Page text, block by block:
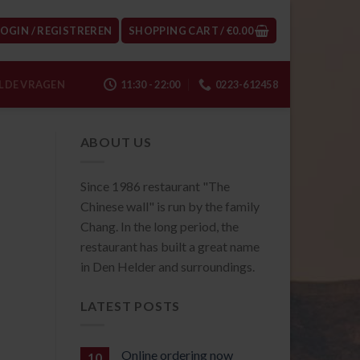
/ REGISTREREN SHOPPING CART /€0.00
VRAGEN 11:30 - 22:00 0223-612458
ABOUT US
Since 1986 restaurant "The
Chinese wall" is run by the family
Chang. In the long period, the
restaurant has built a great name
in Den Helder and surroundings.
LATEST POSTS
Online ordering now